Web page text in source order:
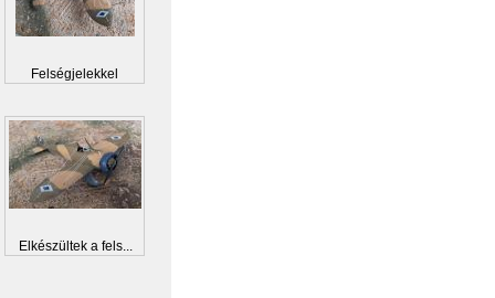
Felségjelekkel
Elkészültek a fels...